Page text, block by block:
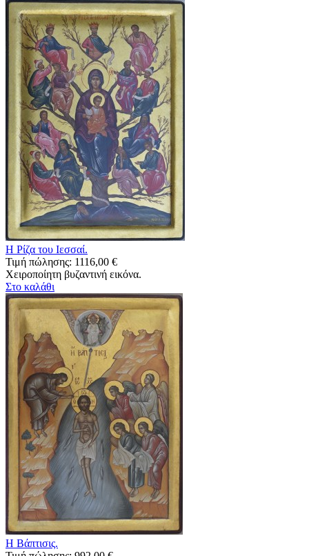
Η Ρίζα του Ιεσσαί.
Τιμή πώλησης: 1116,00 €
Χειροποίητη βυζαντινή εικόνα.
Στο καλάθι
Η Βάπτισις.